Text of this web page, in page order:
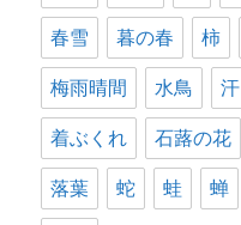
春雪 暮の春 柿
梅雨晴間 水鳥 汗
着ぶくれ 石蕗の花
落葉 蛇 蛙 蝉